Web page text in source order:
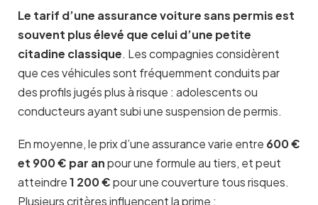
Le tarif d’une assurance voiture sans permis est
souvent plus élevé que celui d’une petite
citadine classique. Les compagnies considèrent
que ces véhicules sont fréquemment conduits par
des profils jugés plus à risque : adolescents ou
conducteurs ayant subi une suspension de permis.
En moyenne, le prix d’une assurance varie entre 600 €
et 900 € par anpour une formule au tiers, et peut
atteindre1 200 €pour une couverture tous risques.
Plusieurs critères influencent la prime :